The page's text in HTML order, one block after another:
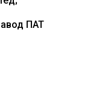
ПАТ